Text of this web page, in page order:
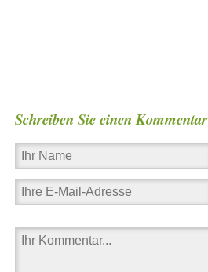
Schreiben Sie einen Kommentar